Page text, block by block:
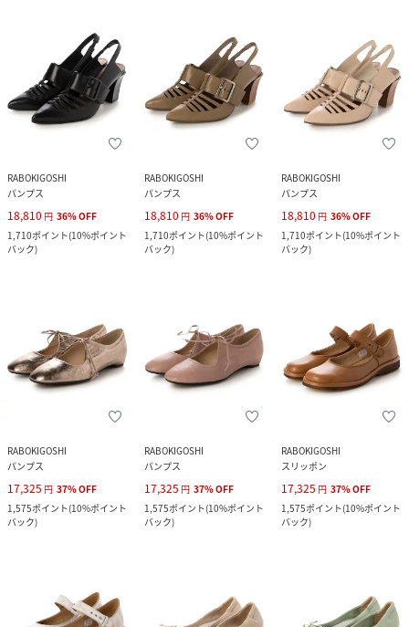
RABOKIGOSHI
パンプス
18,810 円 36%OFF
1,710ポイント(10%ポイント
バック)
RABOKIGOSHI
パンプス
18,810 円 36%OFF
1,710ポイント(10%ポイント
バック)
RABOKIGOSHI
パンプス
18,810 円 36%OFF
1,710ポイント(10%ポイント
バック)
RABOKIGOSHI
パンプス
17,325 円 37%OFF
1,575ポイント(10%ポイント
バック)
RABOKIGOSHI
パンプス
17,325 円 37%OFF
1,575ポイント(10%ポイント
バック)
RABOKIGOSHI
スリッポン
17,325 円 37%OFF
1,575ポイント(10%ポイント
バック)